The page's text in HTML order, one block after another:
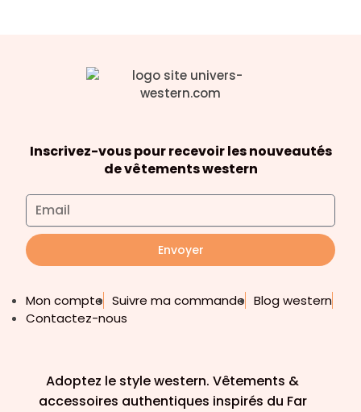
Inscrivez-vous pour recevoir les nouveautés
de vêtements western
Envoyer
Mon compte Suivre ma commande Blog western
Contactez-nous
Adoptez le style western. Vêtements &
accessoires authentiques inspirés du Far